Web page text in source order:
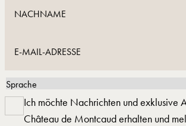
Ich möchte Nachrichten und exklusive
Château de Montcaud erhalten und
Informationen
Wenn das Problem
besteht, wenden
bitte direkt an